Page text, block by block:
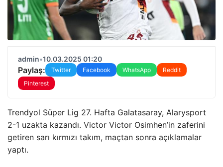
admin•10.03.2025 01:20
Paylaş: Twitter Facebook WhatsApp
Reddit
Pinterest
Trendyol Süper Lig 27. Hafta Galatasaray, Alarysport
2-1 uzakta kazandı. Victor Victor Osimhen’in zaferini
getiren sarı kırmızı takım, maçtan sonra açıklamalar
yaptı.